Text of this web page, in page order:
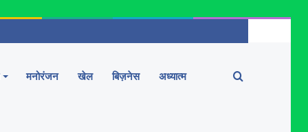
मनोरंजन खेल बिज़नेस अध्यात्म Search